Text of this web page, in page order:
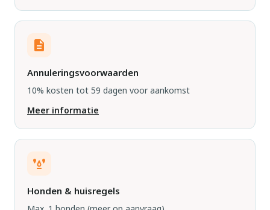
Annuleringsvoorwaarden
10% kosten tot 59 dagen voor aankomst
Meer informatie
Honden & huisregels